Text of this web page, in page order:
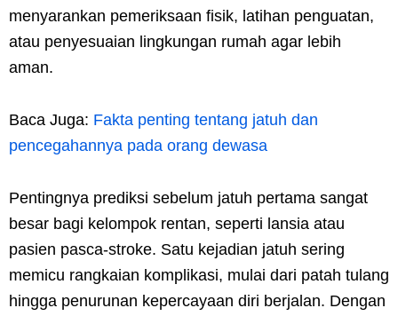
menyarankan pemeriksaan fisik, latihan penguatan,
atau penyesuaian lingkungan rumah agar lebih
aman.
Baca Juga: Fakta penting tentang jatuh dan
pencegahannya pada orang dewasa
Pentingnya prediksi sebelum jatuh pertama sangat
besar bagi kelompok rentan, seperti lansia atau
pasien pasca-stroke. Satu kejadian jatuh sering
memicu rangkaian komplikasi, mulai dari patah tulang
hingga penurunan kepercayaan diri berjalan. Dengan